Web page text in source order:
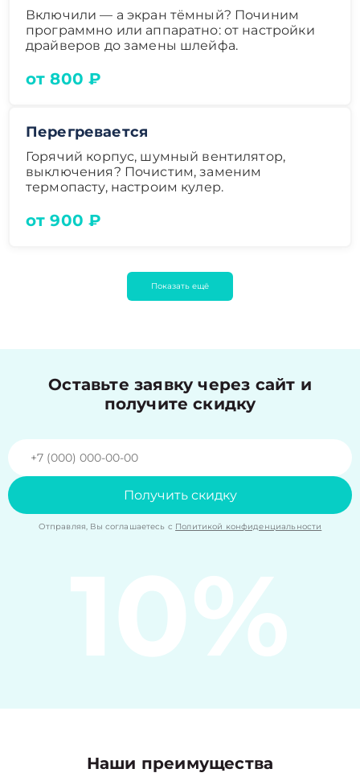
Включили — а экран тёмный? Починим
программно или аппаратно: от настройки
драйверов до замены шлейфа.
от 800 ₽
Перегревается
Горячий корпус, шумный вентилятор,
выключения? Почистим, заменим
термопасту, настроим кулер.
от 900 ₽
Показать ещё
Оставьте заявку через сайт и
получите скидку
Получить скидку
Отправляя, Вы соглашаетесь с Политикой конфиденциальности
10%
Наши преимущества